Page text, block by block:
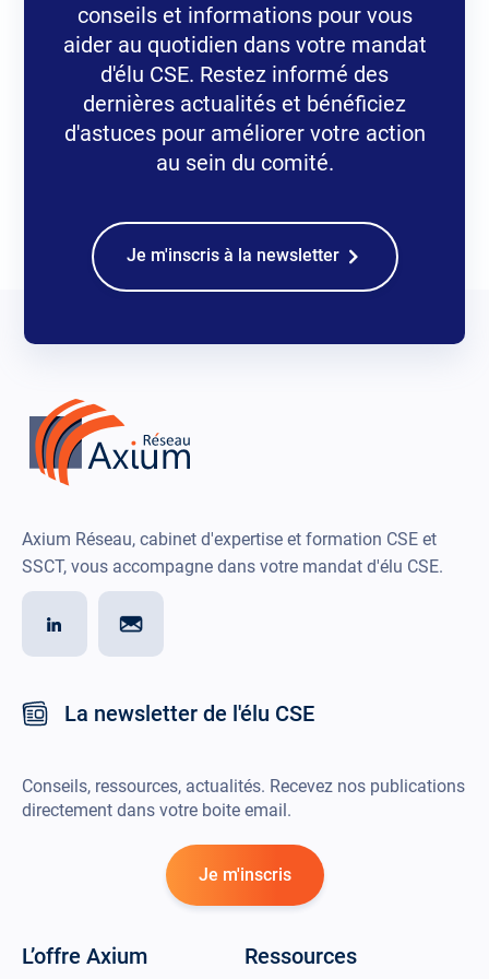
conseils et informations pour vous
aider au quotidien dans votre mandat
d'élu CSE. Restez informé des
dernières actualités et bénéficiez
d'astuces pour améliorer votre action
au sein du comité.
Je m'inscris à la newsletter
La newsletter de l'élu CSE
Conseils, ressources, actualités. Recevez nos publications
directement dans votre boite email.
Je m'inscris
Axium Réseau, cabinet d'expertise et formation CSE et
SSCT, vous accompagne dans votre mandat d'élu CSE.
L’offre Axium Ressources